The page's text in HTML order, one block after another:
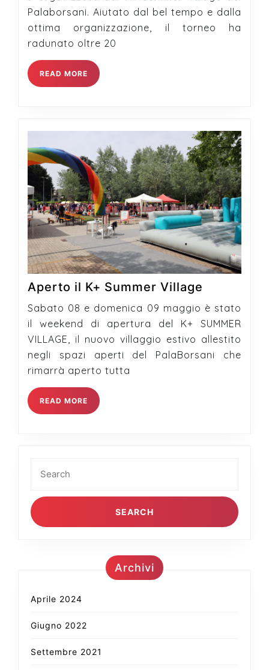
basket
al
K+
S.V.
Palaborsani. Aiutato dal bel tempo e dalla
ottima organizzazione, il torneo ha
radunato oltre 20
READ MORE READ
MORE
Aperto il K+ Summer Village
K+
Summer
Village
Sabato 08 e domenica 09 maggio è stato
il weekend di apertura del K+ SUMMER
VILLAGE, il nuovo villaggio estivo allestito
negli spazi aperti del PalaBorsani che
rimarrà aperto tutta
READ MORE READ
MORE
for:
Archivi
Aprile 2024
Giugno 2022
Settembre 2021